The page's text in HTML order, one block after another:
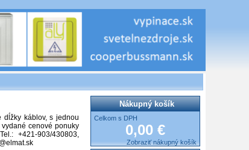
dĺžky káblov, s jednou
cenové ponuky
+421-903/430803,
Nákupný košík
Celkom s DPH
0,00 €
Zobraziť nákupný košík